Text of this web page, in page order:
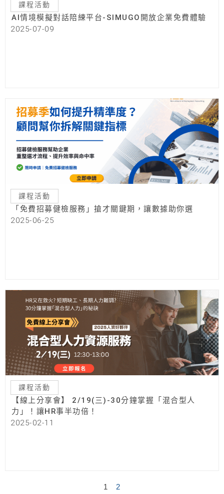
課程活動
AI情境模擬對話陪練平台-SIMUGO開放企業免費體驗
2025-07-09
課程活動
「免費招募健檢服務」搶才關鍵期，讓數據助你選
2025-06-25
課程活動
【線上分享會】 2/19(三)-30分鐘掌握「混合型人
力」！讓HR事半功倍！
2025-02-11
1 2